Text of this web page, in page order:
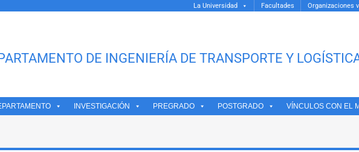
La Universidad Facultades Organizaciones
DE INGENIERÍA DE TRANSPORTE Y
INVESTIGACIÓN PREGRADO POSTGRADO VÍNCULOS CON EL